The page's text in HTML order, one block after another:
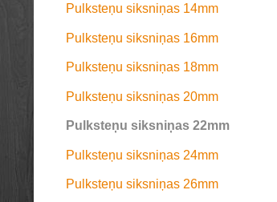
Pulksteņu siksniņas 14mm
Pulksteņu siksniņas 16mm
Pulksteņu siksniņas 18mm
Pulksteņu siksniņas 20mm
Pulksteņu siksniņas 22mm
Pulksteņu siksniņas 24mm
Pulksteņu siksniņas 26mm